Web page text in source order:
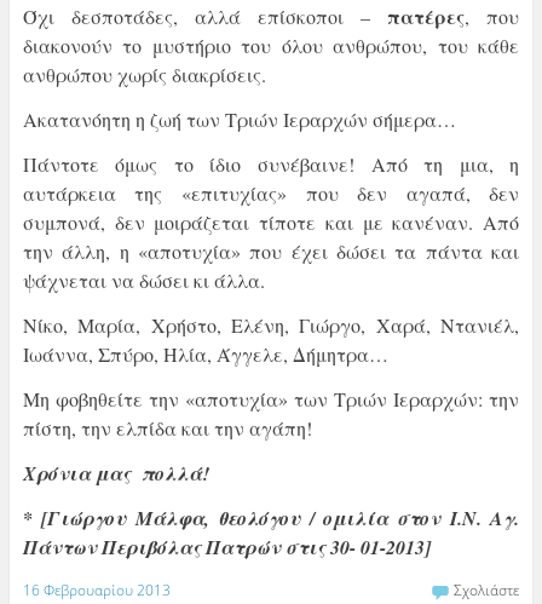
Όχι δεσποτάδες, αλλά επίσκοποι – πατέρες, που
διακονούν το μυστήριο του όλου ανθρώπου, του κάθε
ανθρώπου χωρίς διακρίσεις.
Ακατανόητη η ζωή των Τριών Ιεραρχών σήμερα…
Πάντοτε όμως το ίδιο συνέβαινε! Από τη μια, η
αυτάρκεια της «επιτυχίας» που δεν αγαπά, δεν
συμπονά, δεν μοιράζεται τίποτε και με κανέναν. Από
την άλλη, η «αποτυχία» που έχει δώσει τα πάντα και
ψάχνεται να δώσει κι άλλα.
Νίκο, Μαρία, Χρήστο, Ελένη, Γιώργο, Χαρά, Ντανιέλ,
Ιωάννα, Σπύρο, Ηλία, Άγγελε, Δήμητρα…
Μη φοβηθείτε την «αποτυχία» των Τριών Ιεραρχών: την
πίστη, την ελπίδα και την αγάπη!
Χρόνια μας πολλά!
* [Γιώργου Μάλφα, θεολόγου / ομιλία στον Ι.Ν. Αγ.
Πάντων Περιβόλας Πατρών στις 30- 01-2013]
16 Φεβρουαρίου 2013 Σχολιάστε